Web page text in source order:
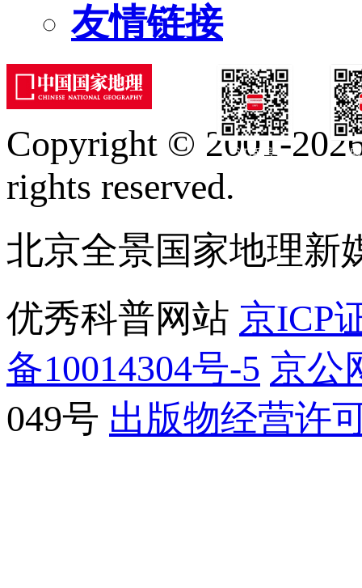
友情链接
订阅号
Copyright © 2001-
rights reserved.
北京全景国家地理新
优秀科普网站 京ICP
备10014304号-5 京公
049号 出版物经营许